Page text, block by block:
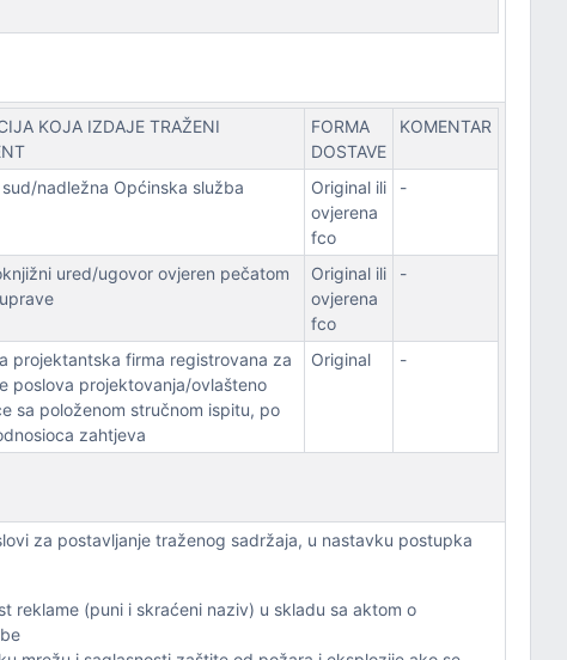
KOJA IZDAJE TRAŽENI
FORMA
DOSTAVE
KOMENTAR
nadležna Općinska služba
Original ili
ovjerena
fco
-
ured/ugovor ovjeren pečatom
Original ili
ovjerena
fco
-
projektantska firma registrovana za
poslova projektovanja/ovlašteno
sa položenom stručnom ispitu, po
zahtjeva
Original -
za postavljanje traženog sadržaja, u nastavku postupka
reklame (puni i skraćeni naziv) u skladu sa aktom o